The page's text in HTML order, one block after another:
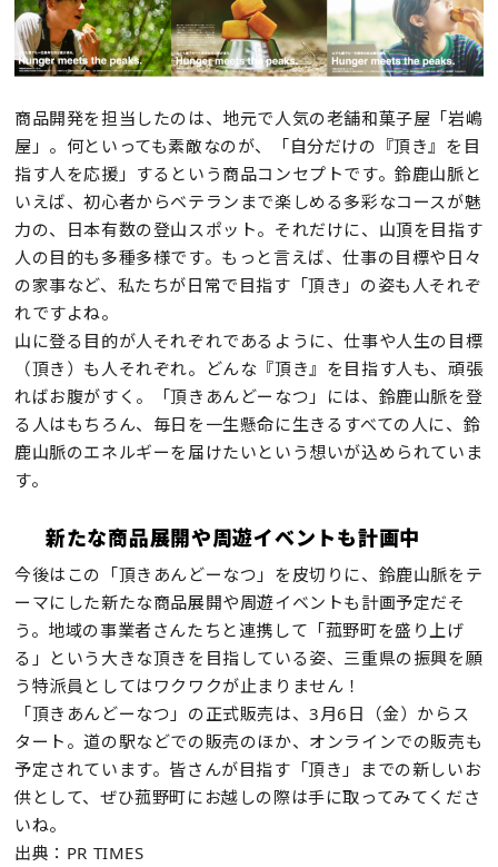
商品開発を担当したのは、地元で人気の老舗和菓子屋「岩嶋
屋」。何といっても素敵なのが、「自分だけの『頂き』を目
指す人を応援」するという商品コンセプトです。鈴鹿山脈と
いえば、初心者からベテランまで楽しめる多彩なコースが魅
力の、日本有数の登山スポット。それだけに、山頂を目指す
人の目的も多種多様です。もっと言えば、仕事の目標や日々
の家事など、私たちが日常で目指す「頂き」の姿も人それぞ
れですよね。
山に登る目的が人それぞれであるように、仕事や人生の目標
（頂き）も人それぞれ。どんな『頂き』を目指す人も、頑張
ればお腹がすく。「頂きあんどーなつ」には、鈴鹿山脈を登
る人はもちろん、毎日を一生懸命に生きるすべての人に、鈴
鹿山脈のエネルギーを届けたいという想いが込められていま
す。
新たな商品展開や周遊イベントも計画中
今後はこの「頂きあんどーなつ」を皮切りに、鈴鹿山脈をテ
ーマにした新たな商品展開や周遊イベントも計画予定だそ
う。地域の事業者さんたちと連携して「菰野町を盛り上げ
る」という大きな頂きを目指している姿、三重県の振興を願
う特派員としてはワクワクが止まりません！
「頂きあんどーなつ」の正式販売は、3月6日（金）からス
タート。道の駅などでの販売のほか、オンラインでの販売も
予定されています。皆さんが目指す「頂き」までの新しいお
供として、ぜひ菰野町にお越しの際は手に取ってみてくださ
いね。
出典：PR TIMES